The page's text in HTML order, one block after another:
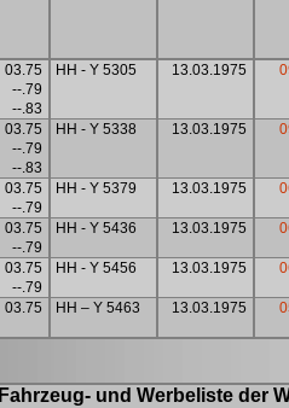
03.75
--.79
--.83
HH - Y 5305 13.03.1975
03.75
--.79
--.83
HH - Y 5338 13.03.1975
03.75
--.79
HH - Y 5379 13.03.1975
03.75
--.79
HH - Y 5436 13.03.1975
03.75
--.79
HH - Y 5456 13.03.1975
03.75 HH – Y 5463 13.03.1975
Fahrzeug- und Werbeliste der